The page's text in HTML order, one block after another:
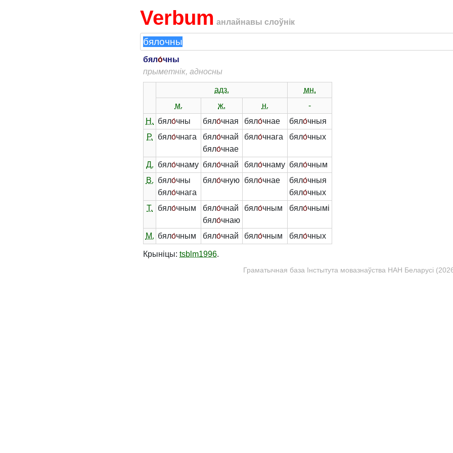
Verbum анлайнавы слоўнік
бяло́чны
прыметнік, адносны
адз.
мн.
м.
ж. н.
-
Н. бяло́чны бяло́чная бяло́чнае бяло́чныя
Р.
бяло́чнага бяло́чнай
бяло́чнае
бяло́чнага бяло́чных
Д. бяло́чнаму бяло́чнай бяло́чнаму бяло́чным
В. бяло́чны
бяло́чнага
бяло́чную бяло́чнае бяло́чныя
бяло́чных
Т.
бяло́чным бяло́чнай
бяло́чнаю
бяло́чным бяло́чнымі
М. бяло́чным бяло́чнай бяло́чным бяло́чных
Крыніцы: tsblm1996.
Граматычная база Інстытута мовазнаўства НАН Беларусі